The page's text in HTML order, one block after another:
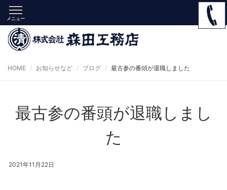
メニュー
HOME お知らせなど ブログ 最古参の番頭が退職しました
最古参の番頭が退職しまし
た
2021年11月22日